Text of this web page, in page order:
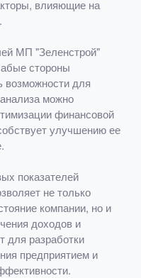
влияющие на
МП "Зеленстрой"
стороны
возможности для
можно
финансовой
улучшению ее
показателей
не только
компании, но и
доходов и
для разработки
предприятием и